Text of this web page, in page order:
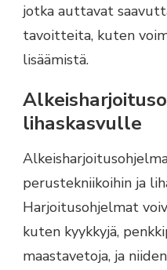
jotka auttavat
tavoitteita, kuten
lisäämistä.
lihaskasvulle
perustekniikoihin ja
Harjoitusohjelmat
kuten kyykkyjä,
maastavetoja, ja